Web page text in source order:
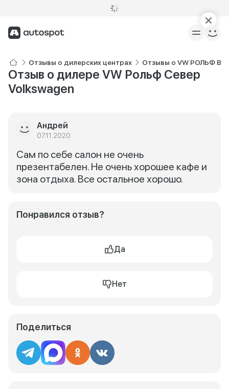
Отзывы о дилерских центрах Отзывы о VW РОЛЬФ
Отзыв о дилере VW Рольф Север
Volkswagen
Андрей
07.11.2020
Сам по себе салон не очень
презентабелен. Не очень хорошее кафе и
зона отдыха. Все остальное хорошо.
Понравился отзыв?
Да
Нет
Поделиться